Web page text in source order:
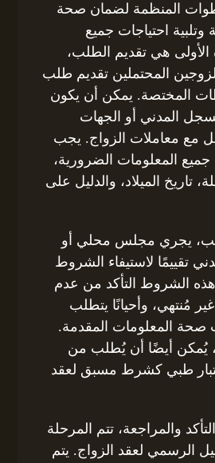
المنظمة لضمان صحة
وتلبية احتياجات جميع
هي تقديم الطلب،
المحتملين تقديم طلب
المختصة. يمكن أن يكون
المدني أو الجهات
مع معاملات الزواج. يجب
المعلومات الضرورية،
تاريخ الميلاد، والدليل على
يجري مجلس محلي أو
تقييمًا لاستيفاء الشروط
الشروط التأكد من عدم
مُنتهي، وأحيانًا يتطلب
صحة المعلومات المقدمة.
يُمكن أيضًا أن يُطلب من
طبي كشرط مسبق لعقد
والمراجعة، تتم المرحلة
الرسمي لعقد الزواج. يتم